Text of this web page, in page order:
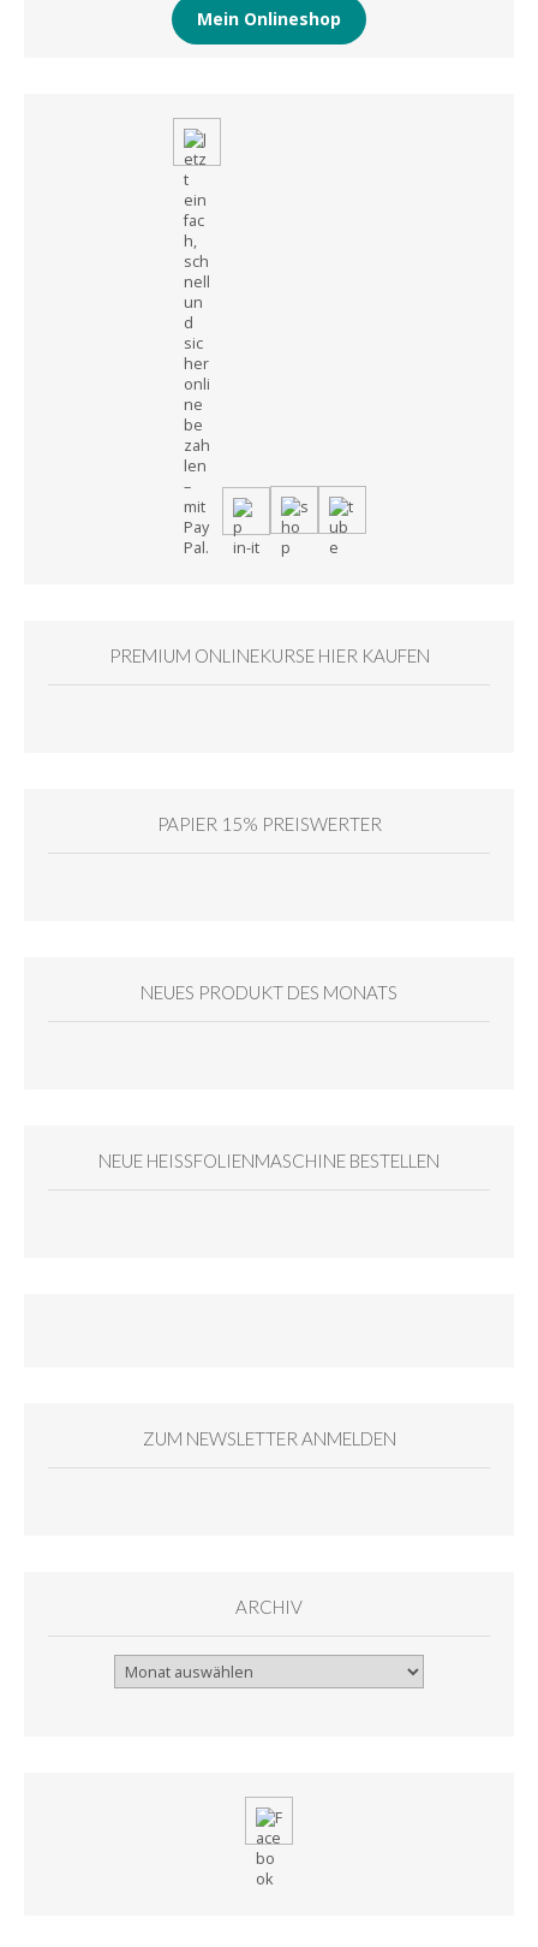
Mein Onlineshop
PREMIUM ONLINEKURSE HIER KAUFEN
PAPIER 15% PREISWERTER
NEUES PRODUKT DES MONATS
NEUE HEISSFOLIENMASCHINE BESTELLEN
ZUM NEWSLETTER ANMELDEN
ARCHIV
Archiv